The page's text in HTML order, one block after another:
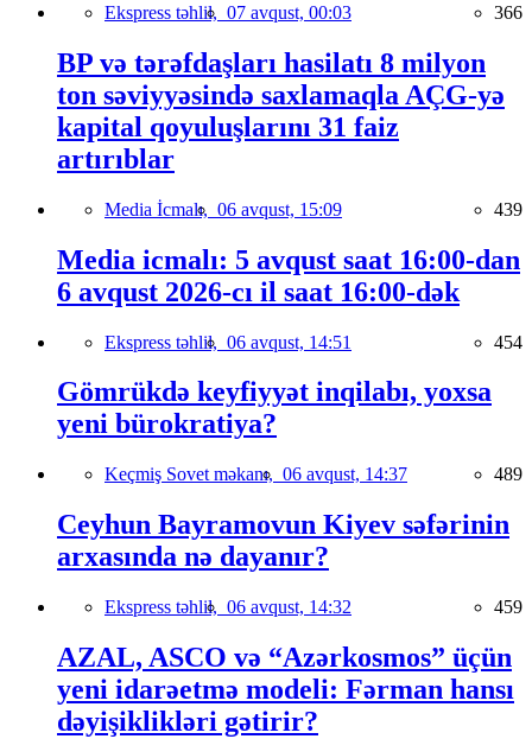
Ekspress təhlil, 07 avqust, 00:03 366
BP və tərəfdaşları hasilatı 8 milyon
ton səviyyəsində saxlamaqla AÇG-yə
kapital qoyuluşlarını 31 faiz
artırıblar
Media İcmalı, 06 avqust, 15:09 439
Media icmalı: 5 avqust saat 16:00-dan
6 avqust 2026-cı il saat 16:00-dək
Ekspress təhlil, 06 avqust, 14:51 454
Gömrükdə keyfiyyət inqilabı, yoxsa
yeni bürokratiya?
Keçmiş Sovet məkanı, 06 avqust, 14:37 489
Ceyhun Bayramovun Kiyev səfərinin
arxasında nə dayanır?
Ekspress təhlil, 06 avqust, 14:32 459
AZAL, ASCO və “Azərkosmos” üçün
yeni idarəetmə modeli: Fərman hansı
dəyişiklikləri gətirir?